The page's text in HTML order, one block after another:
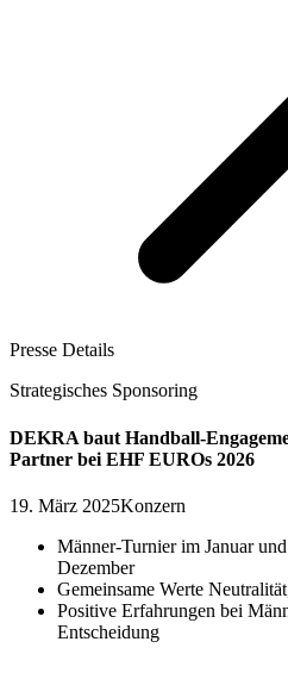
Presse Details
Strategisches Sponsoring
DEKRA baut Handball-
Partner bei EHF EUROs 2026
19. März 2025Konzern
Männer-Turnier im Januar
Dezember
Gemeinsame Werte
Positive Erfahrungen bei
Entscheidung